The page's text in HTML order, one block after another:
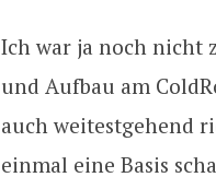
Ich war ja noch nicht
und Aufbau am
auch weitestgehend
einmal eine Basis